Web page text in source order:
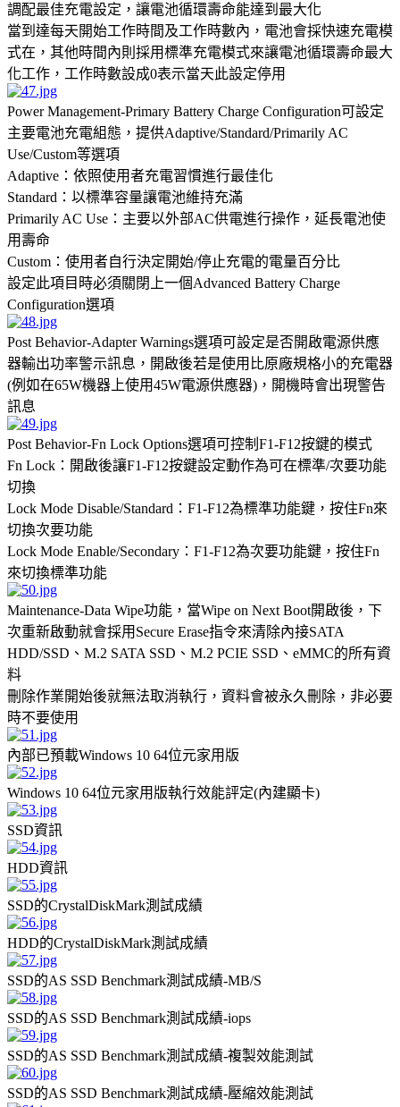
調配最佳充電設定，讓電池循環壽命能達到最大化
當到達每天開始工作時間及工作時數內，電池會採快速充電模
式在，其他時間內則採用標準充電模式來讓電池循環壽命最大
化工作，工作時數設成0表示當天此設定停用
Power Management-Primary Battery Charge Configuration可設定
主要電池充電組態，提供Adaptive/Standard/Primarily AC
Use/Custom等選項
Adaptive：依照使用者充電習慣進行最佳化
Standard：以標準容量讓電池維持充滿
Primarily AC Use：主要以外部AC供電進行操作，延長電池使
用壽命
Custom：使用者自行決定開始/停止充電的電量百分比
設定此項目時必須關閉上一個Advanced Battery Charge
Configuration選項
Post Behavior-Adapter Warnings選項可設定是否開啟電源供應
器輸出功率警示訊息，開啟後若是使用比原廠規格小的充電器
(例如在65W機器上使用45W電源供應器)，開機時會出現警告
訊息
Post Behavior-Fn Lock Options選項可控制F1-F12按鍵的模式
Fn Lock：開啟後讓F1-F12按鍵設定動作為可在標準/次要功能
切換
Lock Mode Disable/Standard：F1-F12為標準功能鍵，按住Fn來
切換次要功能
Lock Mode Enable/Secondary：F1-F12為次要功能鍵，按住Fn
來切換標準功能
Maintenance-Data Wipe功能，當Wipe on Next Boot開啟後，下
次重新啟動就會採用Secure Erase指令來清除內接SATA
HDD/SSD、M.2 SATA SSD、M.2 PCIE SSD、eMMC的所有資
料
刪除作業開始後就無法取消執行，資料會被永久刪除，非必要
時不要使用
內部已預載Windows 10 64位元家用版
Windows 10 64位元家用版執行效能評定(內建顯卡)
SSD資訊
HDD資訊
SSD的CrystalDiskMark測試成績
HDD的CrystalDiskMark測試成績
SSD的AS SSD Benchmark測試成績-MB/S
SSD的AS SSD Benchmark測試成績-iops
SSD的AS SSD Benchmark測試成績-複製效能測試
SSD的AS SSD Benchmark測試成績-壓縮效能測試